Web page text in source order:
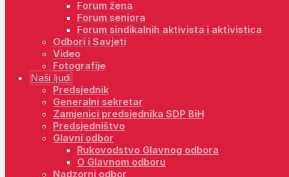
Forum žena
Forum seniora
Forum sindikalnih aktivista i aktivistica
Odbori i Savjeti
Video
Fotografije
Naši ljudi
Predsjednik
Generalni sekretar
Zamjenici predsjednika SDP BiH
Predsjedništvo
Glavni odbor
Rukovodstvo Glavnog odbora
O Glavnom odboru
Nadzorni odbor